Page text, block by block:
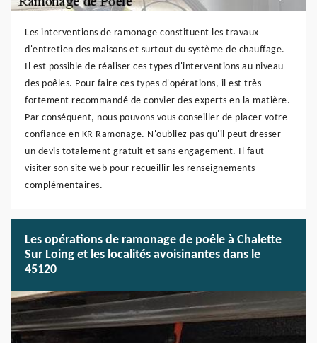
Les interventions de ramonage constituent les travaux
d'entretien des maisons et surtout du système de chauffage.
Il est possible de réaliser ces types d'interventions au niveau
des poêles. Pour faire ces types d'opérations, il est très
fortement recommandé de convier des experts en la matière.
Par conséquent, nous pouvons vous conseiller de placer votre
confiance en KR Ramonage. N'oubliez pas qu'il peut dresser
un devis totalement gratuit et sans engagement. Il faut
visiter son site web pour recueillir les renseignements
complémentaires.
Les opérations de ramonage de poêle à Chalette
Sur Loing et les localités avoisinantes dans le
45120